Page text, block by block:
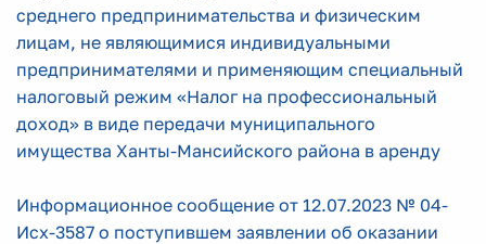
среднего предпринимательства и физическим
лицам, не являющимися индивидуальными
предпринимателями и применяющим специальный
налоговый режим «Налог на профессиональный
доход» в виде передачи муниципального
имущества Ханты-Мансийского района в аренду
Информационное сообщение от 12.07.2023 № 04-
Исх-3587 о поступившем заявлении об оказании